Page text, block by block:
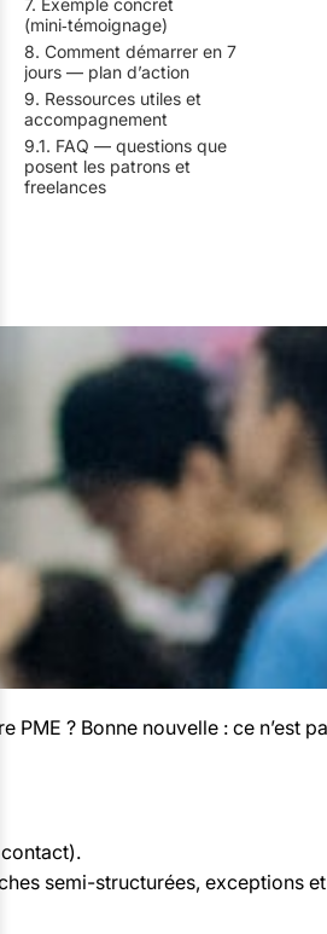
7. Exemple concret
(mini‑témoignage)
8. Comment démarrer en 7
jours — plan d’action
9. Ressources utiles et
accompagnement
9.1. FAQ — questions que
posent les patrons et
freelances
? Bonne nouvelle : ce
semi-structurées, exceptions